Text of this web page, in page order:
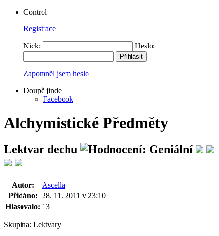
Control
Registrace
Nick: Heslo:
Zapomněl jsem heslo
Doupě jinde
Facebook
Alchymistické Předměty
Lektvar dechu
Autor:
Ascella
Přidáno:
28. 11. 2011 v 23:10
Hlasovalo: 13
Skupina: Lektvary